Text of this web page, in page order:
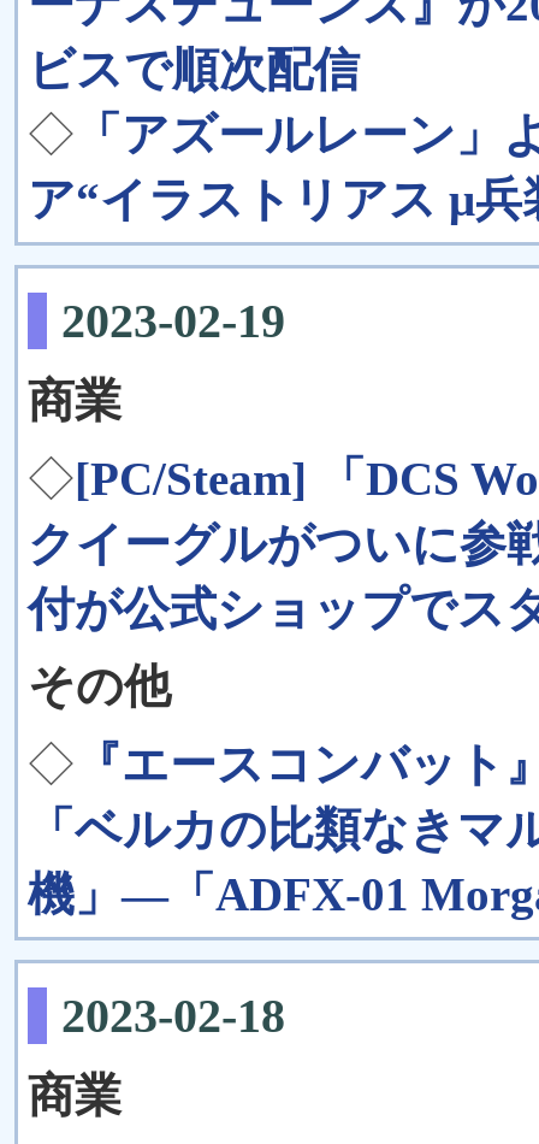
ビスで順次配信
◇ 「アズールレーン」
ア“イラストリアス μ
2023-02-19
商業
◇[PC/Steam] 「DCS
クイーグルがついに参
付が公式ショップでス
その他
◇ 『エースコンバット
「ベルカの比類なき
機」―「ADFX-01
2023-02-18
商業